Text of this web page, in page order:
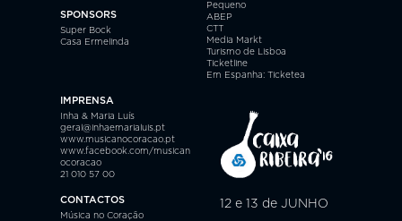
SPONSORS
Super Bock
Casa Ermelinda
Pequeno
ABEP
CTT
Media Markt
Turismo de Lisboa
Ticketline
Em Espanha: Ticketea
IMPRENSA
Inha & Maria Luís
geral@inhaemarialuis.pt
www.musicanocoracao.pt
www.facebook.com/musican
ocoracao
21 010 57 00
CONTACTOS
Música no Coração
12 e 13 de JUNHO